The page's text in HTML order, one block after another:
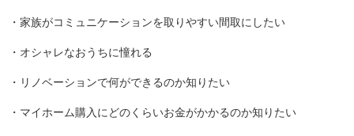
・家族がコミュニケーションを取りやすい間取にしたい
・オシャレなおうちに憧れる
・リノベーションで何ができるのか知りたい
・マイホーム購入にどのくらいお金がかかるのか知りたい